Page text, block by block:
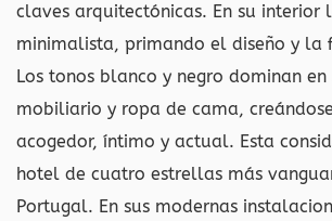
claves arquitectónicas. En su interior
minimalista, primando el diseño y la
Los tonos blanco y negro dominan
mobiliario y ropa de cama,
acogedor, íntimo y actual. Esta
hotel de cuatro estrellas más
Portugal. En sus modernas